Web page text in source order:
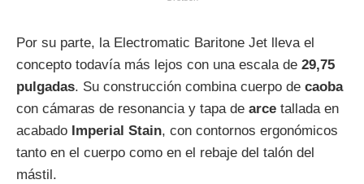
Por su parte, la Electromatic Baritone Jet lleva el
concepto todavía más lejos con una escala de 29,75
pulgadas. Su construcción combina cuerpo de caoba
con cámaras de resonancia y tapa de arce tallada en
acabado Imperial Stain, con contornos ergonómicos
tanto en el cuerpo como en el rebaje del talón del
mástil.